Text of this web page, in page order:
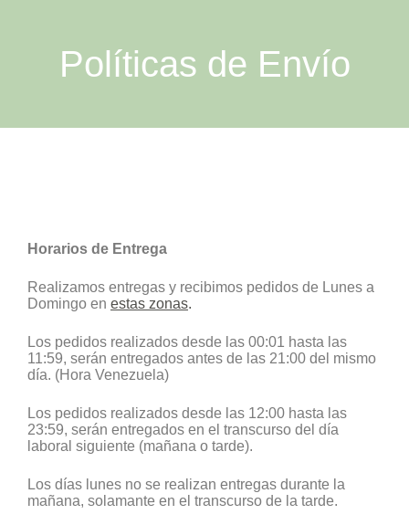
Políticas de Envío
Horarios de Entrega
Realizamos entregas y recibimos pedidos de Lunes a
Domingo en estas zonas.
Los pedidos realizados desde las 00:01 hasta las
11:59, serán entregados antes de las 21:00 del mismo
día. (Hora Venezuela)
Los pedidos realizados desde las 12:00 hasta las
23:59, serán entregados en el transcurso del día
laboral siguiente (mañana o tarde).
Los días lunes no se realizan entregas durante la
mañana, solamante en el transcurso de la tarde.